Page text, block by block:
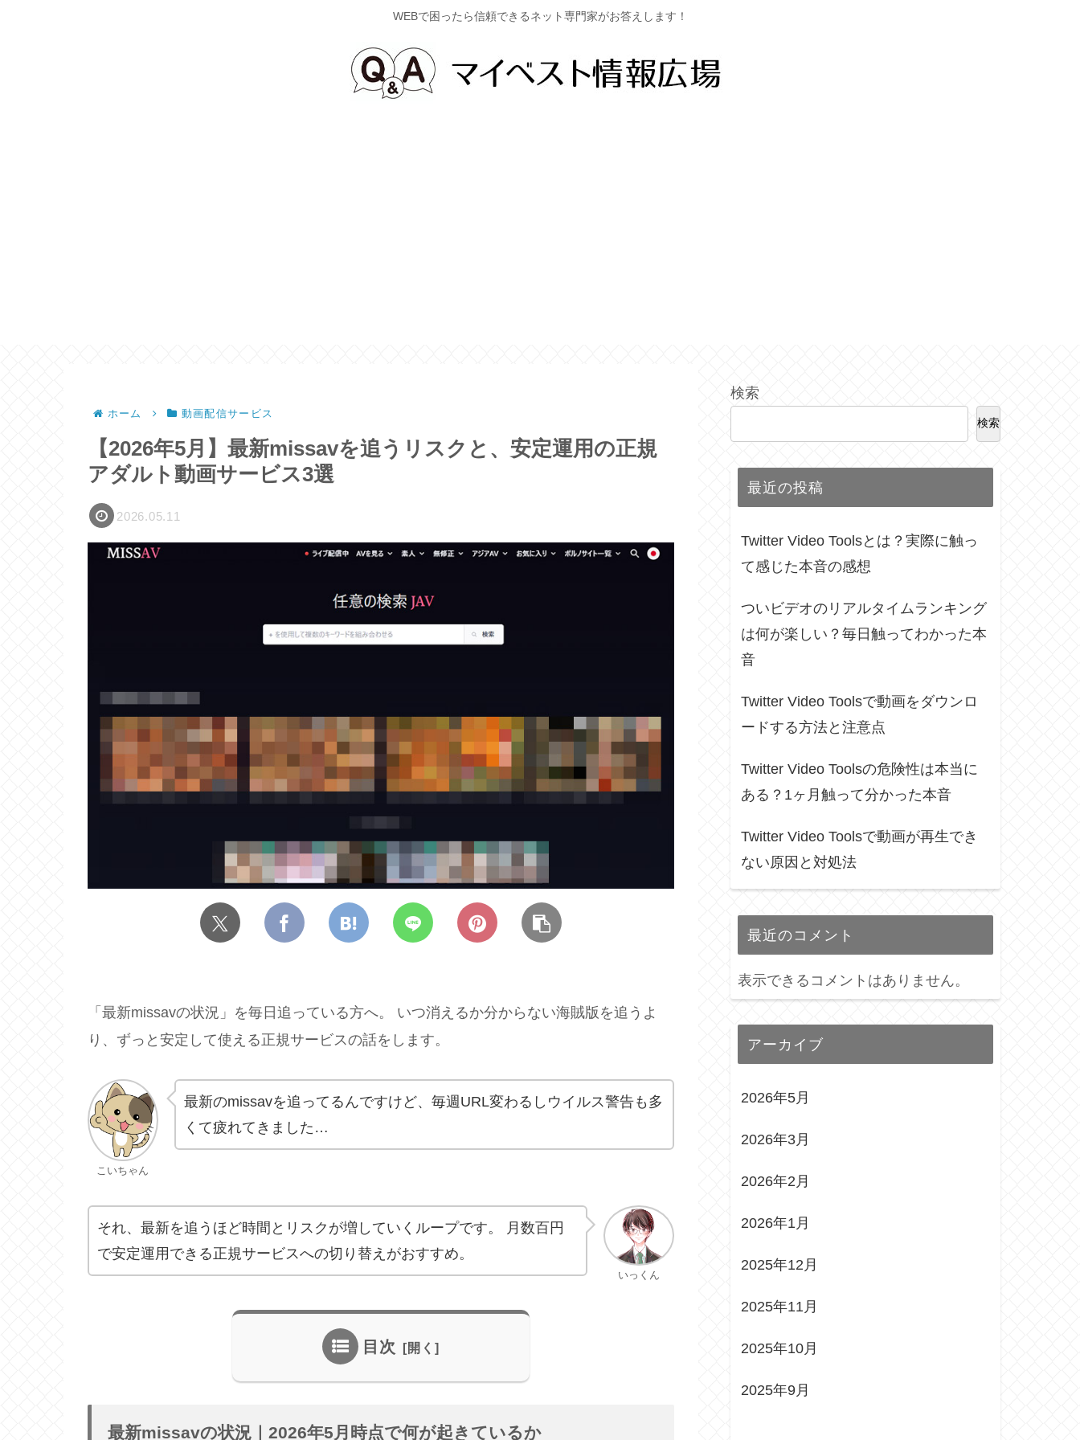
WEBで困ったら信頼できるネット専門家がお答えします！
ホーム 動画配信サービス
【2026年5月】最新missavを追うリスクと、安定運用の正規
アダルト動画サービス3選
2026.05.11
「最新missavの状況」を毎日追っている方へ。 いつ消えるか分からない海賊版を追うよ
り、ずっと安定して使える正規サービスの話をします。
こいちゃん
最新のmissavを追ってるんですけど、毎週URL変わるしウイルス警告も多
くて疲れてきました…
いっくん
それ、最新を追うほど時間とリスクが増していくループです。 月数百円
で安定運用できる正規サービスへの切り替えがおすすめ。
目次
最新missavの状況｜2026年5月時点で何が起きているか
検索
検索
最近の投稿
Twitter Video Toolsとは？実際に触っ
て感じた本音の感想
ついビデオのリアルタイムランキング
は何が楽しい？毎日触ってわかった本
音
Twitter Video Toolsで動画をダウンロ
ードする方法と注意点
Twitter Video Toolsの危険性は本当に
ある？1ヶ月触って分かった本音
Twitter Video Toolsで動画が再生でき
ない原因と対処法
最近のコメント
表示できるコメントはありません。
アーカイブ
2026年5月
2026年3月
2026年2月
2026年1月
2025年12月
2025年11月
2025年10月
2025年9月